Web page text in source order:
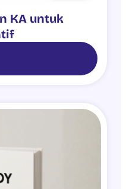
KA untuk